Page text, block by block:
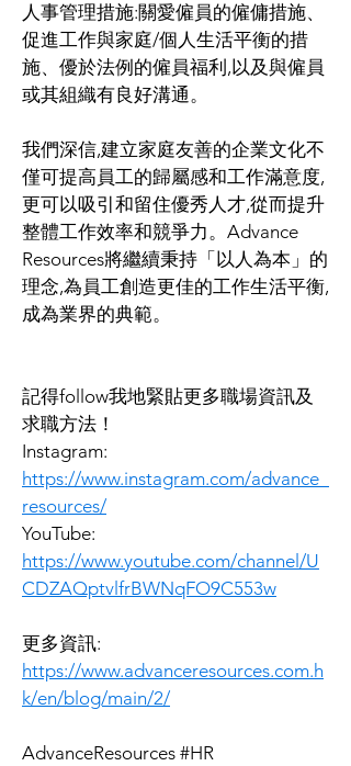
人事管理措施:關愛僱員的僱傭措施、
促進工作與家庭/個人生活平衡的措
施、優於法例的僱員福利,以及與僱員
或其組織有良好溝通。
我們深信,建立家庭友善的企業文化不
僅可提高員工的歸屬感和工作滿意度,
更可以吸引和留住優秀人才,從而提升
整體工作效率和競爭力。Advance
Resources將繼續秉持「以人為本」的
理念,為員工創造更佳的工作生活平衡,
成為業界的典範。
記得follow我地緊貼更多職場資訊及
求職方法！
Instagram:
https://www.instagram.com/advance_
resources/
YouTube:
https://www.youtube.com/channel/U
CDZAQptvlfrBWNqFO9C553w
更多資訊:
https://www.advanceresources.com.h
k/en/blog/main/2/
AdvanceResources #HR